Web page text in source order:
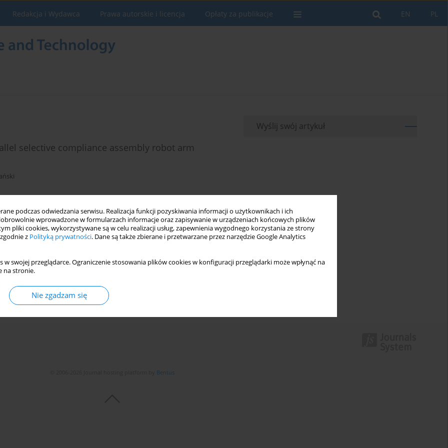
podczas odwiedzania serwisu. Realizacja funkcji pozyskiwania informacji o użytkownikach i ich
wprowadzone w formularzach informacje oraz zapisywanie w urządzeniach końcowych plików
pliki cookies, wykorzystywane są w celu realizacji usług, zapewnienia wygodnego korzystania ze strony
z Polityką prywatności. Dane są także zbierane i przetwarzane przez narzędzie Google Analytics
w swojej przeglądarce. Ograniczenie stosowania plików cookies w konfiguracji przeglądarki może wpłynąć na
na stronie.
Nie zgadzam się
PL
EN
Redakcja i Wydawca Prawa autorskie i licencja Opłaty za publikacje
selective compliance assembly robot arm
Statystyki
an Unconventional Tooth Profile
Wyślij swój artykuł
Bentus